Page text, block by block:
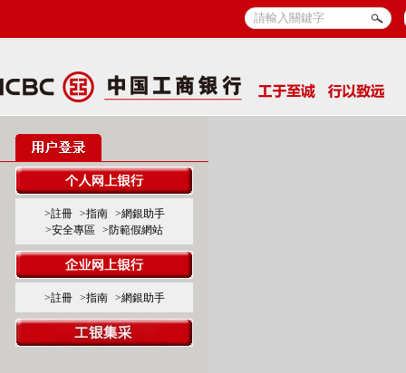
>註冊 >指南
>網銀助手
>安全專區
>防範假網站
>註冊 >指南 >網銀助手